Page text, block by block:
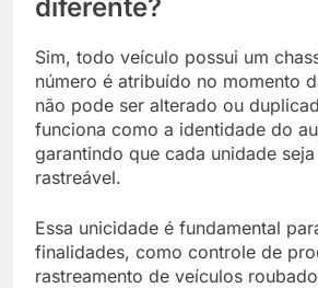
diferente?
Sim, todo veículo possui um
número é atribuído no momento
não pode ser alterado ou
funciona como a identidade do
garantindo que cada unidade
rastreável.
Essa unicidade é fundamental
finalidades, como controle de
rastreamento de veículos